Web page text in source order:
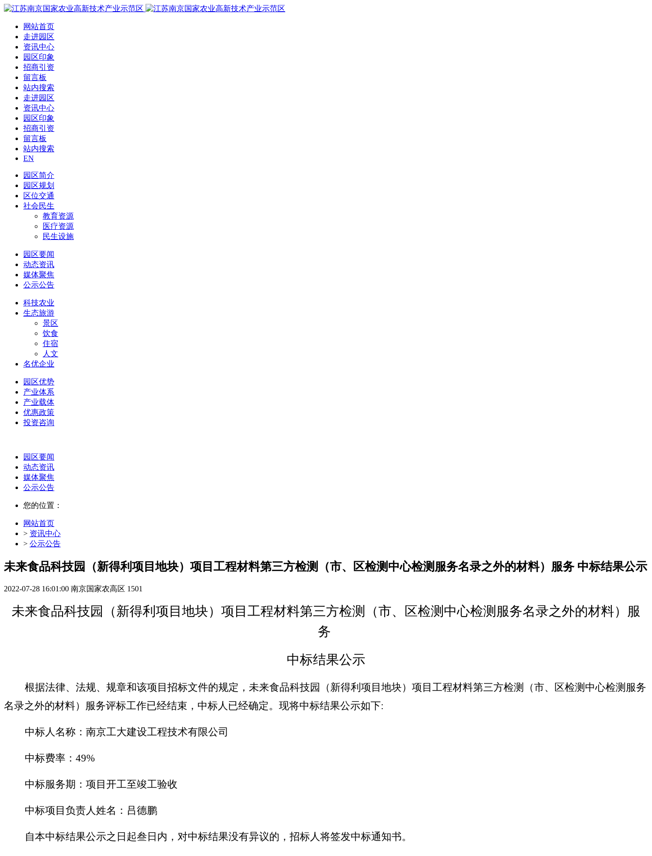
网站首页
走进园区
资讯中心
园区印象
招商引资
留言板
站内搜索
走进园区
资讯中心
园区印象
招商引资
留言板
站内搜索
EN
园区简介
园区规划
区位交通
社会民生
教育资源
医疗资源
民生设施
园区要闻
动态资讯
媒体聚焦
公示公告
科技农业
生态旅游
景区
饮食
住宿
人文
名优企业
园区优势
产业体系
产业载体
优惠政策
投资咨询
园区要闻
动态资讯
媒体聚焦
公示公告
您的位置：
网站首页
> 资讯中心
> 公示公告
未来食品科技园（新得利项目地块）项目工程材料第三方检测（市、区检测中心检测服务名录之外的材料）服务 中标结果公示
2022-07-28 16:01:00 南京国家农高区 1501
未来食品科技园（新得利项目地块）项目工程材料第三方检测（市、区检测中心检测服务名录之外的材料）服
务
中标结果公示
根据法律、法规、规章和该项目招标文件的规定， 未来食品科技园（新得利项目地块）项目工程材料第三方检测（市、区检测中心检测服务
名录之外的材料）服务评标工作已经结束，中标人已经确定。现将中标结果公示如下:
中标人名称：南京工大建设工程技术有限公司
中标费率： 49%
中标服务期：项目开工至竣工验收
中标项目负责人姓名：吕德鹏
自本中标结果公示之日起叁日内，对中标结果没有异议的，招标人将签发中标通知书。